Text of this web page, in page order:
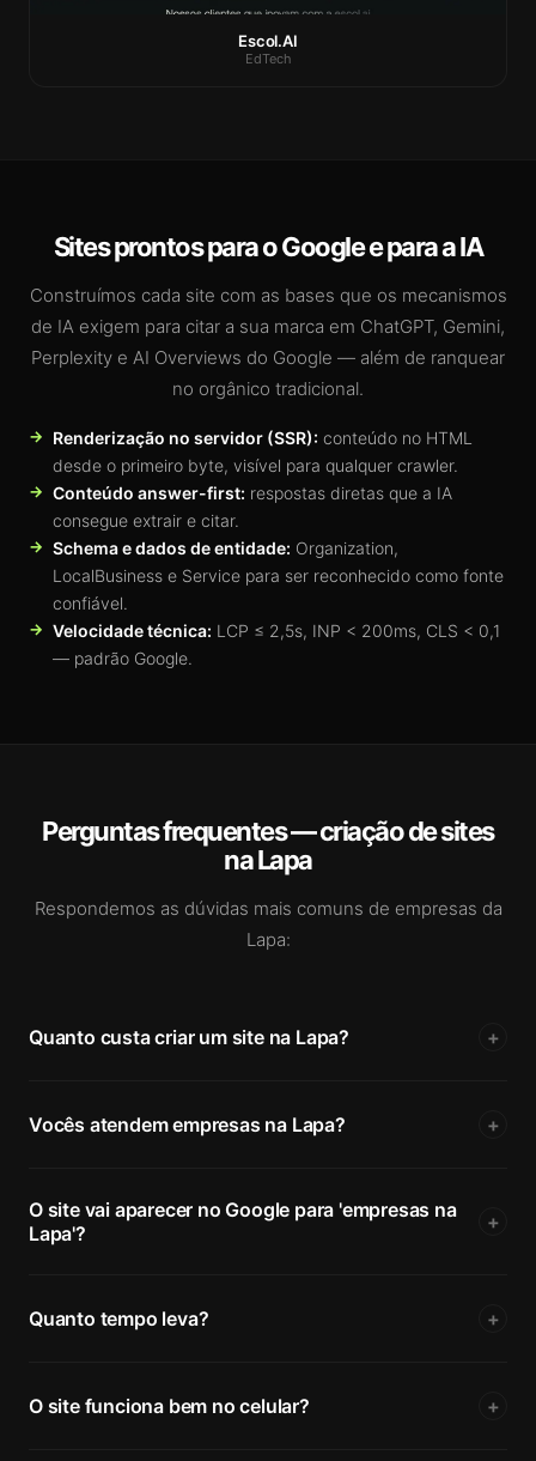
Escol.AI
EdTech
Sites prontos para o Google e para a IA
Construímos cada site com as bases que os mecanismos
de IA exigem para citar a sua marca em ChatGPT, Gemini,
Perplexity e AI Overviews do Google — além de ranquear
no orgânico tradicional.
Renderização no servidor (SSR): conteúdo no HTML
desde o primeiro byte, visível para qualquer crawler.
Conteúdo answer-first: respostas diretas que a IA
consegue extrair e citar.
Schema e dados de entidade: Organization,
LocalBusiness e Service para ser reconhecido como fonte
confiável.
Velocidade técnica: LCP ≤ 2,5s, INP < 200ms, CLS < 0,1
— padrão Google.
Perguntas frequentes — criação de sites
na Lapa
Respondemos as dúvidas mais comuns de empresas da
Lapa:
Quanto custa criar um site na Lapa? +
Vocês atendem empresas na Lapa? +
O site vai aparecer no Google para 'empresas na
Lapa'?
+
Quanto tempo leva? +
O site funciona bem no celular? +